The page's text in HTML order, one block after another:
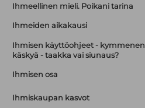
Ihmeellinen mieli. Poikani tarina
Ihmeiden aikakausi
Ihmisen käyttöohjeet - kymmenen
käskyä - taakka vai siunaus?
Ihmisen osa
Ihmiskaupan kasvot